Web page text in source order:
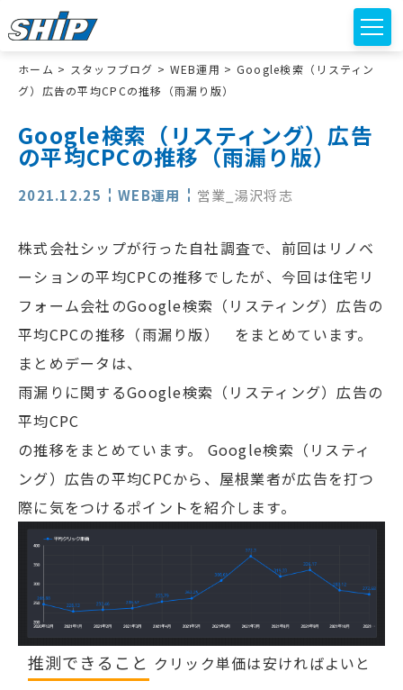
ホーム > スタッフブログ > WEB運用 > Google検索（リスティン
グ）広告の平均CPCの推移（雨漏り版）
Google検索（リスティング）広告
の平均CPCの推移（雨漏り版）
2021.12.25 WEB運用 営業_湯沢将志
株式会社シップが行った自社調査で、前回はリノベ
ーションの平均CPCの推移でしたが、今回は住宅リ
フォーム会社のGoogle検索（リスティング）広告の
平均CPCの推移（雨漏り版） をまとめています。
まとめデータは、
雨漏りに関するGoogle検索（リスティング）広告の
平均CPC
の推移をまとめています。 Google検索（リスティ
ング）広告の平均CPCから、屋根業者が広告を打つ
際に気をつけるポイントを紹介します。
推測できること クリック単価は安ければよいと